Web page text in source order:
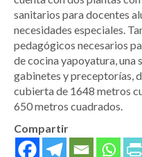
sanitarios para docentes
necesidades especiales.
pedagógicos necesarios
de cocina yapoyatura,
gabinetes y preceptorías,
cubierta de 1648 metros
650 metros cuadrados.
Compartir